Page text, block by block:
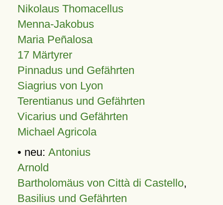
Nikolaus Thomacellus
Menna-Jakobus
Maria Peñalosa
17 Märtyrer
Pinnadus und Gefährten
Siagrius von Lyon
Terentianus und Gefährten
Vicarius und Gefährten
Michael Agricola
• neu: Antonius
Arnold
Bartholomäus von Città di Castello,
Basilius und Gefährten